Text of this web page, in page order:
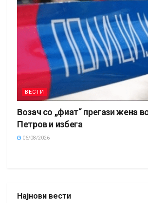
ВЕСТИ
Возач со „фиат“ прегази жена
Петров и избега
06/08/2026
Најнови вести